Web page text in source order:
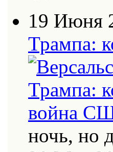
19 Июня
Трампа:
ночь, но